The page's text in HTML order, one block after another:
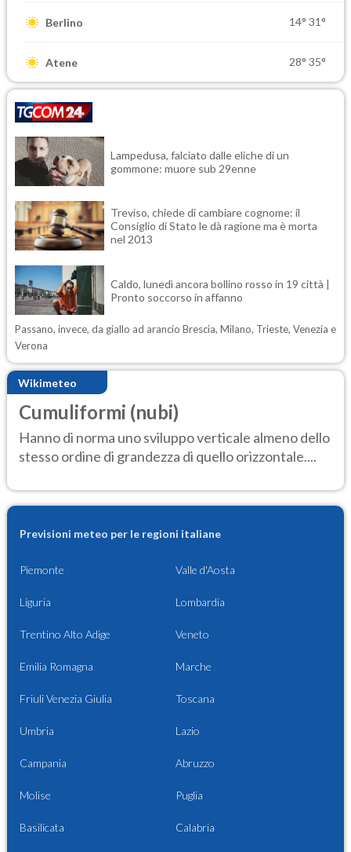
Berlino 14° 31°
Atene 28° 35°
Lampedusa, falciato dalle eliche di un
gommone: muore sub 29enne
Treviso, chiede di cambiare cognome: il
Consiglio di Stato le dà ragione ma è morta
nel 2013
Caldo, lunedì ancora bollino rosso in 19 città |
Pronto soccorso in affanno
Passano, invece, da giallo ad arancio Brescia, Milano, Trieste, Venezia e
Verona
Wikimeteo
Cumuliformi (nubi)
Hanno di norma uno sviluppo verticale almeno dello
stesso ordine di grandezza di quello orizzontale....
Previsioni meteo per le regioni italiane
Piemonte Valle d'Aosta
Liguria Lombardia
Trentino Alto Adige Veneto
Emilia Romagna Marche
Friuli Venezia Giulia Toscana
Umbria Lazio
Campania Abruzzo
Molise Puglia
Basilicata Calabria